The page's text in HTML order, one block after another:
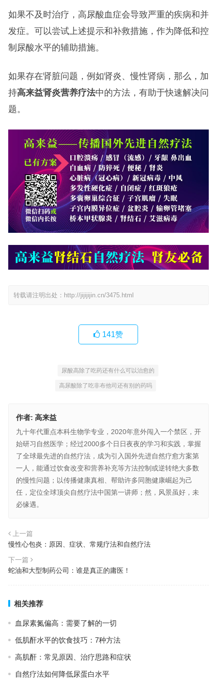
如果不及时治疗，高尿酸血症会导致严重的疾病和并
发症。可以尝试上述提示和补救措施，作为降低和控
制尿酸水平的辅助措施。
如果存在肾脏问题，例如肾炎、慢性肾病，那么，加
持高来益肾炎营养疗法中的方法，有助于快速解决问
题。
转载请注明出处： http://jijijijin.cn/3475.html
141赞
尿酸高除了吃药还有什么可以治愈的
高尿酸除了吃非布他司还有别的药吗
作者: 高来益
九十年代重点本科生物学专业，2020年意外闯入一个禁区，开
始研习自然医学；经过2000多个日日夜夜的学习和实践，掌握
了全球最先进的自然疗法，成为引入国外先进自然疗愈方案第
一人，能通过饮食改变和营养补充等方法控制或逆转绝大多数
的慢性问题；以传播健康真相、帮助许多同胞健康崛起为己
任，定位全球顶尖自然疗法中国第一讲师；然，风景虽好，未
必缘遇。
上一篇
慢性心包炎：原因、症状、常规疗法和自然疗法
下一篇
蛇油和大型制药公司：谁是真正的庸医！
相关推荐
血尿素氮偏高：需要了解的一切
低肌酐水平的饮食技巧：7种方法
高肌酐：常见原因、治疗思路和症状
自然疗法如何降低尿蛋白水平